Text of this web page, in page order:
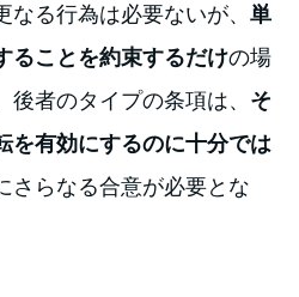
なる行為は必要ないが、単
ることを約束するだけの場
者のタイプの条項は、 そ
を有効にするのに十分では
さらなる合意が必要とな